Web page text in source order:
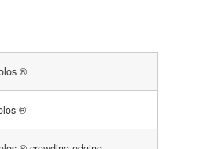
®
®